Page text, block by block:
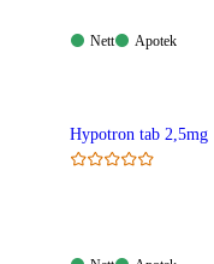
Nett:
Nett
Apotek:
Apotek
Hypotron tab 2,5mg